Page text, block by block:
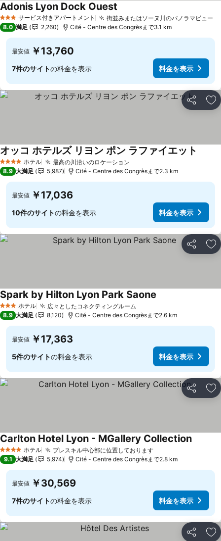
3 ホテルのランク
サービス付きアパートメント 街並みまたはソーヌ川のパノラマビュー
Adonis Lyon Dock Ouest
8.0 満足 2,260 Cité - Centre des Congrèsまで3.1 km
最安値 ￥13,760
7件のサイトの料金を表示 料金を表示
シェア お
4 ホテルのランク
ホテル 最高の川沿いのロケーション
オッコ ホテルズ リヨン ポン ラファイエット
8.9 大満足 5,987 Cité - Centre des Congrèsまで2.3 km
最安値 ￥17,036
10件のサイトの料金を表示 料金を表示
シェア お
3 ホテルのランク
ホテル 広々としたコネクティングルーム
Spark by Hilton Lyon Park Saone
8.9 大満足 8,120 Cité - Centre des Congrèsまで2.6 km
最安値 ￥17,363
5件のサイトの料金を表示 料金を表示
シェア お
4 ホテルのランク
ホテル プレスキル中心部に位置しております料金を表示
Carlton Hotel Lyon - MGallery Collection料金を
9.1 大満足 5,974 Cité - Centre des Congrèsまで2.8 km
最安値 ￥30,569
7件のサイトの料金を表示 料金を表示
シェア お